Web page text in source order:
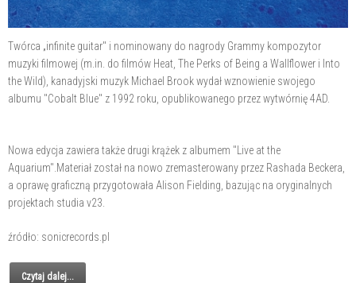
Twórca „infinite guitar" i nominowany do nagrody Grammy kompozytor
muzyki filmowej (m.in. do filmów Heat, The Perks of Being a Wallflower i Into
the Wild), kanadyjski muzyk Michael Brook wydał wznowienie swojego
albumu "Cobalt Blue" z 1992 roku, opublikowanego przez wytwórnię 4AD.
Nowa edycja zawiera także drugi krążek z albumem "Live at the
Aquarium".Materiał został na nowo zremasterowany przez Rashada Beckera,
a oprawę graficzną przygotowała Alison Fielding, bazując na oryginalnych
projektach studia v23.
źródło: sonicrecords.pl
Czytaj dalej...